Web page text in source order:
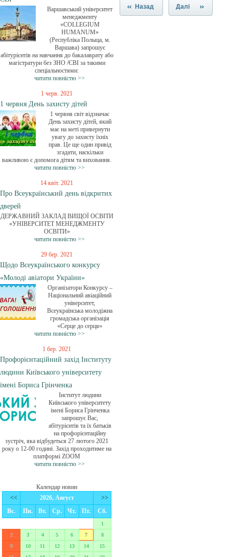
Варшавський університет
менеджменту
«COLLEGIUM
HUMANUM»
(Республіка Польща, м.
Варшава) запрошує
абітурієнтів на навчання до бакалаврату або
магістратури без ЗНО /ЄВІ за такими
спеціальностями:
читати повністю >>
1 черв. 2021
1 червня День захисту дітей
1 червня світ відзначає
День захисту дітей, який
має на меті привернути
увагу до захисту їхніх
прав. Це ще один привід
згадати, наскільки
важливою є допомога дітям та виховання.
читати повністю >>
14 квіт. 2021
Про Всеукраїнський день відкритих
дверей
ДЕРЖАВНИЙ ЗАКЛАД ВИЩОЇ ОСВІТИ
«УНІВЕРСИТЕТ МЕНЕДЖМЕНТУ
ОСВІТИ»
читати повністю >>
29 бер. 2021
Щодо Всеукраїнського конкурсу
«Молоді авіатори України»
Організатори Конкурсу –
Національний авіаційний
університет,
Всеукраїнська молодіжна
громадська організація
«Серце до серця»
читати повністю >>
1 бер. 2021
Профорієнтаційний захід Інституту
людини Київського університету
імені Бориса Грінченка
Інститут людини
Київського університету
імені Бориса Грінченка
запрошує Вас,
абітурієнтів та їх батьків
на профорієнтаційну
зустріч, яка відбудеться 27 лютого 2021
року о 12-00 годині. Захід проходитиме на
платформі ZOOM
читати повністю >>
Календар новин
<<
2026, Август
>>
Вс.
Пн. Вт. Ср. Чт. Пт. Сб.
1
2
3 4 5 6 7
8
9
10 11 12 13 14
15
Назад Далі